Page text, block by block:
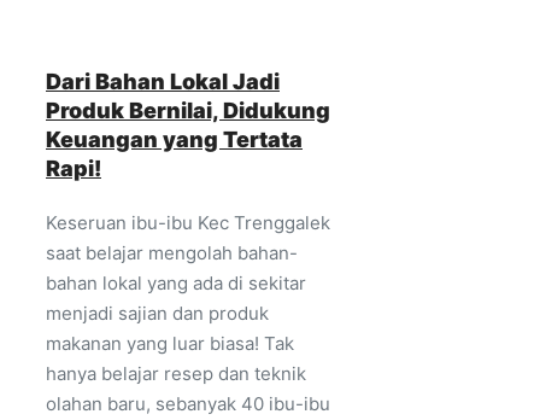
Dari Bahan Lokal Jadi
Produk Bernilai, Didukung
Keuangan yang Tertata
Rapi!
Keseruan ibu-ibu Kec Trenggalek
saat belajar mengolah bahan-
bahan lokal yang ada di sekitar
menjadi sajian dan produk
makanan yang luar biasa! Tak
hanya belajar resep dan teknik
olahan baru, sebanyak 40 ibu-ibu